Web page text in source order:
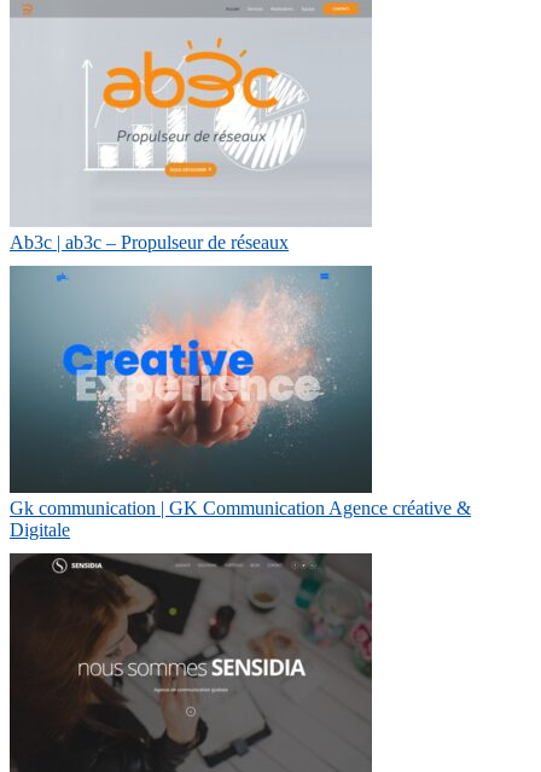
Ab3c | ab3c – Propulseur de réseaux
Gk com­munica­tion | GK Com­munica­tion Agence créative &
Digitale